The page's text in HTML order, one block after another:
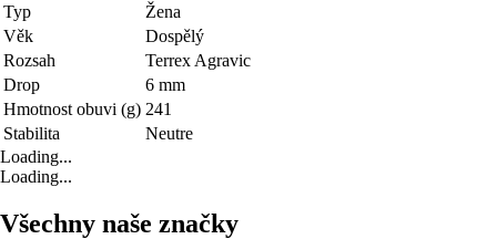
Typ
Žena
Věk
Dospělý
Rozsah
Terrex Agravic
Drop
6 mm
Hmotnost obuvi (g) 241
Stabilita
Neutre
Loading...
Loading...
Všechny naše značky